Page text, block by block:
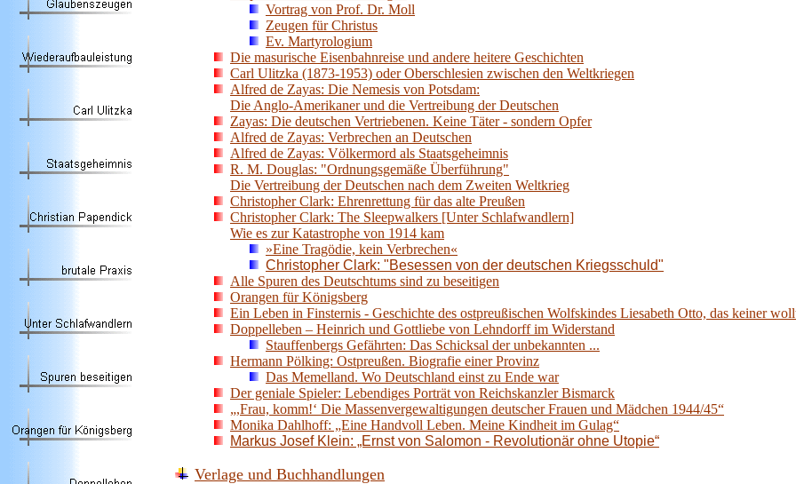
Vortrag von Prof. Dr. Moll
Zeugen für Christus
Ev. Martyrologium
Die masurische Eisenbahnreise und andere heitere Geschichten
Carl Ulitzka (1873-1953) oder Oberschlesien zwischen den Weltkriegen
Alfred de Zayas: Die Nemesis von Potsdam:
Die Anglo-Amerikaner und die Vertreibung der Deutschen
Zayas: Die deutschen Vertriebenen. Keine Täter - sondern Opfer
Alfred de Zayas: Verbrechen an Deutschen
Alfred de Zayas: Völkermord als Staatsgeheimnis
R. M. Douglas: "Ordnungsgemäße Überführung"
Die Vertreibung der Deutschen nach dem Zweiten Weltkrieg
Christopher Clark: Ehrenrettung für das alte Preußen
Christopher Clark: The Sleepwalkers [Unter Schlafwandlern]
Wie es zur Katastrophe von 1914 kam
»Eine Tragödie, kein Verbrechen«
Christopher Clark: "Besessen von der deutschen Kriegsschuld"
Alle Spuren des Deutschtums sind zu beseitigen
Orangen für Königsberg
Ein Leben in Finsternis - Geschichte des ostpreußischen Wolfskindes Liesabeth Otto, das keiner
Doppelleben – Heinrich und Gottliebe von Lehndorff im Widerstand
Stauffenbergs Gefährten: Das Schicksal der unbekannten ...
Hermann Pölking: Ostpreußen. Biografie einer Provinz
Das Memelland. Wo Deutschland einst zu Ende war
Der geniale Spieler: Lebendiges Porträt von Reichskanzler Bismarck
„,Frau, komm!‘ Die Massenvergewaltigungen deutscher Frauen und Mädchen 1944/45“
Monika Dahlhoff: „Eine Handvoll Leben. Meine Kindheit im Gulag“
Markus Josef Klein: „Ernst von Salomon - Revolutionär ohne Utopie“
Verlage und Buchhandlungen